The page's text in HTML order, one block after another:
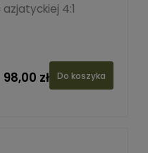
4:1
98,00 zł Do koszyka